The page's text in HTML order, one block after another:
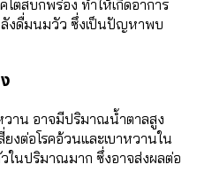
ตสบกพร่อง ทำให้เกิดอาการ
งดื่มนมวัว ซึ่งเป็นปัญหาพบ
าน อาจมีปริมาณน้ำตาลสูง
งต่อโรคอ้วนและเบาหวานใน
ในปริมาณมาก ซึ่งอาจส่งผลต่อ